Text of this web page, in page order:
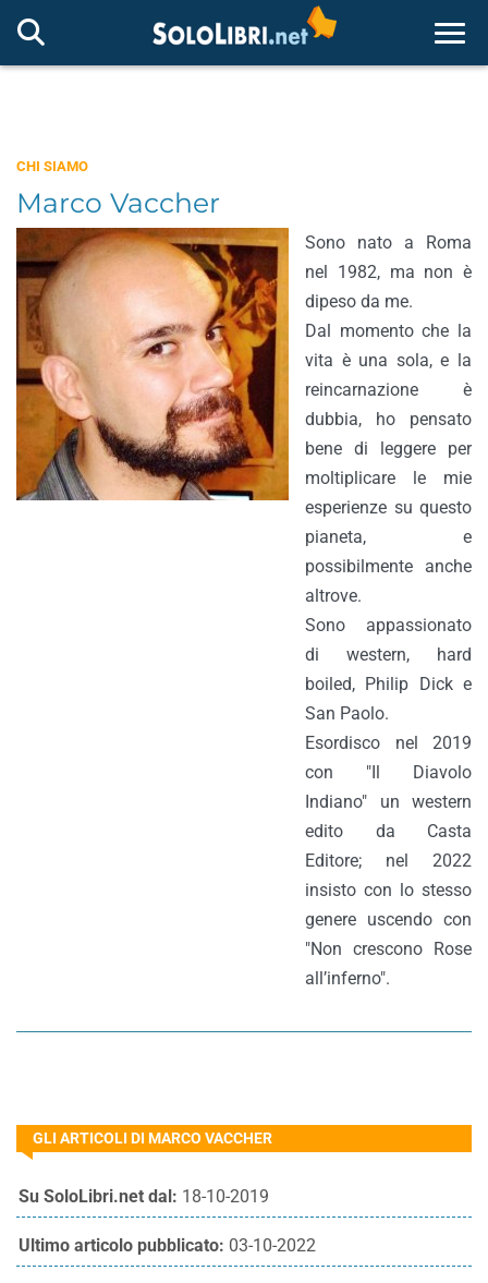
CHI SIAMO
Marco Vaccher
Sono nato a Roma
nel 1982, ma non è
dipeso da me.
Dal momento che la
vita è una sola, e la
reincarnazione è
dubbia, ho pensato
bene di leggere per
moltiplicare le mie
esperienze su questo
pianeta, e
possibilmente anche
altrove.
Sono appassionato
di western, hard
boiled, Philip Dick e
San Paolo.
Esordisco nel 2019
con "Il Diavolo
Indiano" un western
edito da Casta
Editore; nel 2022
insisto con lo stesso
genere uscendo con
"Non crescono Rose
all’inferno".
GLI ARTICOLI DI MARCO VACCHER
Su SoloLibri.net dal: 18-10-2019
Ultimo articolo pubblicato: 03-10-2022